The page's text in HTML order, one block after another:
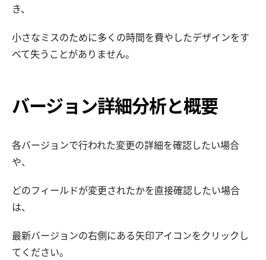
き、
小さなミスのために多くの時間を費やしたデザインをす
べて失うことがありません。
バージョン詳細分析と概要
各バージョンで行われた変更の詳細を確認したい場合
や、
どのフィールドが変更されたかを直接確認したい場合
は、
最新バージョンの右側にある矢印アイコンをクリックし
てください。